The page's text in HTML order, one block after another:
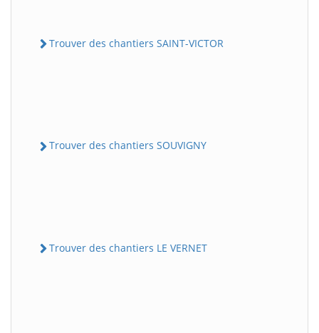
Trouver des chantiers SAINT-VICTOR
Trouver des chantiers SOUVIGNY
Trouver des chantiers LE VERNET